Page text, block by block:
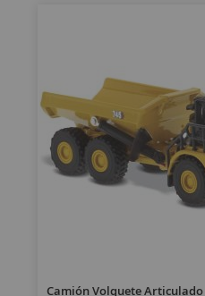
Camión Volquete Articulado